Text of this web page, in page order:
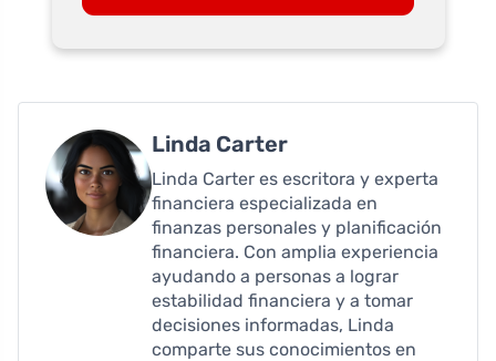
Linda Carter
Linda Carter es escritora y experta
financiera especializada en
finanzas personales y planificación
financiera. Con amplia experiencia
ayudando a personas a lograr
estabilidad financiera y a tomar
decisiones informadas, Linda
comparte sus conocimientos en